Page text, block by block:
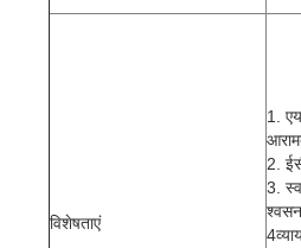
विशेषताएं
1.
2.
3.